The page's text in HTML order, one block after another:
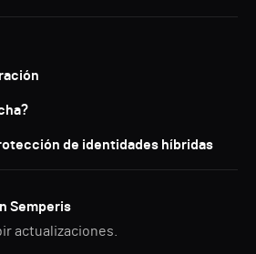
de identidades híbridas
Semperis
actualizaciones.